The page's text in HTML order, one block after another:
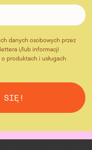
danych osobowych przez
i/lub informacji
produktach i usługach
SIĘ!